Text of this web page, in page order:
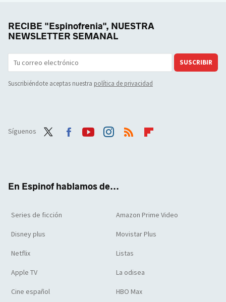
RECIBE "Espinofrenia", NUESTRA
NEWSLETTER SEMANAL
SUSCRIBIR
Suscribiéndote aceptas nuestra política de privacidad
Síguenos
En Espinof hablamos de...
Series de ficción Amazon Prime Video
Disney plus Movistar Plus
Netflix Listas
Apple TV La odisea
Cine español HBO Max